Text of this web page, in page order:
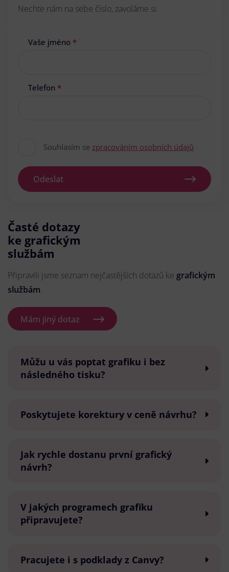
Nechte nám na sebe číslo, zavoláme si.
Vaše jméno *
Telefon *
Souhlasím se zpracováním osobních údajů
Odeslat
Časté dotazy
ke grafickým
službám
Připravili jsme seznam nejčastějších dotazů ke grafickým
službám.
Mám jiný dotaz
Můžu u vás poptat grafiku i bez
následného tisku?
Poskytujete korektury v ceně návrhu?
Jak rychle dostanu první grafický
návrh?
V jakých programech grafiku
připravujete?
Pracujete i s podklady z Canvy?